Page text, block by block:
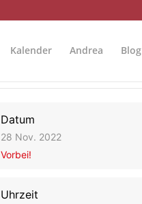
Kalender Andrea Blog
Datum
28 Nov. 2022
Vorbei!
Uhrzeit